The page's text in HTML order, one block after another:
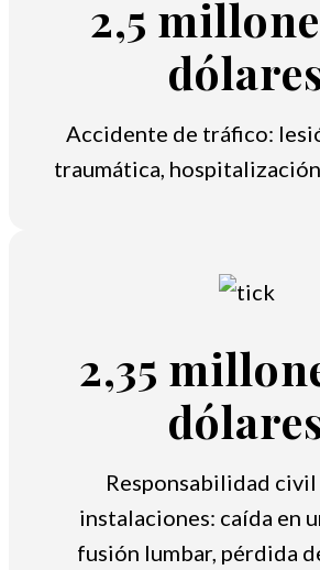
2,5
Accidente de tráfico:
traumática,
2,35
Responsabilidad civil
instalaciones: caída en
fusión lumbar, pérdida